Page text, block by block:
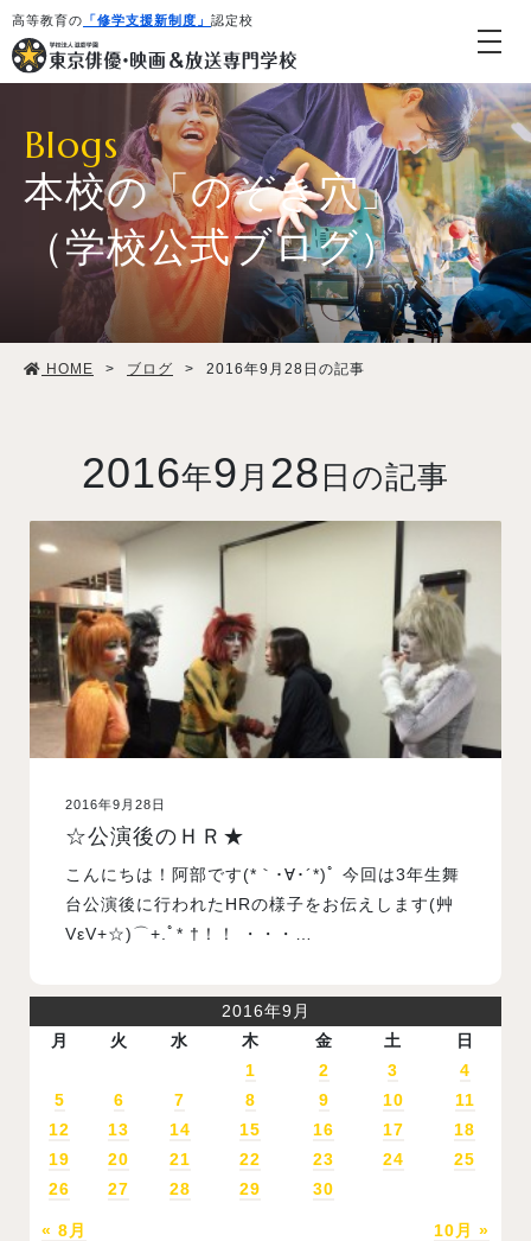
高等教育の 「修学支援新制度」 認定校
学校紹介・教育システム
学生生活
就職・デビュー
入試案内
学校情報
オープンキャンパス
訪問者別メニュー
Blogs
本校の「のぞき穴」
（学校公式ブログ）
HOME > ブログ > 2016年9月28日の記事
2016年9 月 28 日の記事
2016年9月28日
☆公演後のＨＲ★
こんにちは！阿部です(*｀･∀･´*)ﾟ 今回は3年生舞
台公演後に行われたHRの様子をお伝えします(艸
VεV+☆)⌒+.ﾟ* †！！ ・・・…
2016年9月
月
火 水 木 金 土 日
« 8月 10月 »
1 2 3
4
5
6 7 8 9 10
11
12
13 14 15 16 17
18
19
20 21 22 23 24
25
26
27 28 29 30